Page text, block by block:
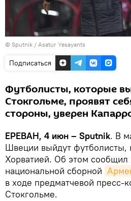
© Sputnik / Asatur Yesayants
Подписаться
Футболисты, которые
Стокгольме, проявят
стороны, уверен
ЕРЕВАН, 4 июн – Sputnik. В
Швеции выйдут футболисты,
Хорватией. Об этом сообщил
национальной сборной
в ходе предматчевой пресс-
Стокгольме.